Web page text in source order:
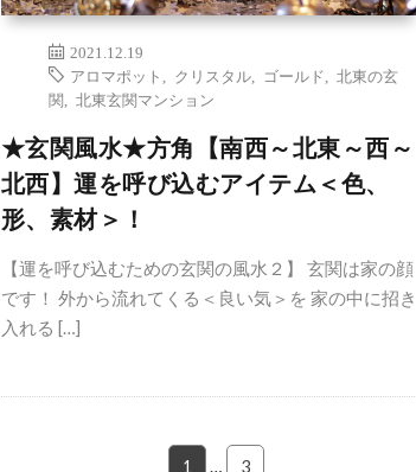
2021.12.19
アロマポット
クリスタル, ゴールド
北東の玄
関
北東玄関マンション
★玄関風水★方角【南西～北東～西～
北西】運を呼び込むアイテム＜色、
形、素材＞！
【運を呼び込むための玄関の風水２】 玄関は家の顔
です！ 外から流れてくる＜良い気＞を 家の中に招き
入れる […]
1 … 3